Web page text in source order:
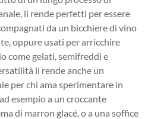
li rende perfetti per essere
da un bicchiere di vino
oppure usati per arricchire
come gelati, semifreddi e
li rende anche un
per chi ama sperimentare in
esempio a un croccante
di marron glacé, o a una soffice